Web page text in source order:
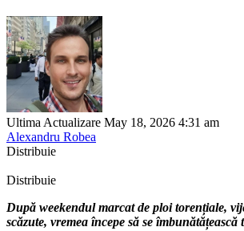
Ultima Actualizare May 18, 2026 4:31 am
Alexandru Robea
Distribuie
Distribuie
După weekendul marcat de ploi torențiale,
scăzute, vremea începe să se